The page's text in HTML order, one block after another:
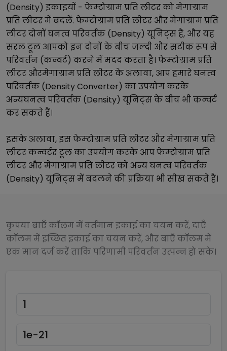
(Density) इकाइयों - फेम्टोग्राम प्रति लीटरकोमेगाग्राम
प्रति लीटरमें बदलें. फेम्टोग्राम प्रति लीटर औरमेगाग्राम प्रति
लीटरदोनोंघनत्व परिवर्तक (Density) यूनिट्स हैं, और यह
सरल टूल आपको इन दोनों के बीच जल्दी और सटीक रूप से
परिवर्तन (कन्वर्ट) करने में मदद करता है। फेम्टोग्राम प्रति
लीटर औरमेगाग्राम प्रति लीटरके अलावा, आप हमारेघनत्व
परिवर्तक (Density Converter) का उपयोग करके
अन्यघनत्व परिवर्तक (Density) यूनिट्स के बीच भी कन्वर्ट
कर सकते हैं।
इसके अलावा, इसफेम्टोग्राम प्रति लीटर औरमेगाग्राम प्रति
लीटरकन्वर्टर टूल का उपयोग करके आपफेम्टोग्राम प्रति
लीटर औरमेगाग्राम प्रति लीटरको अन्यघनत्व परिवर्तक
(Density) यूनिट्स में बदलने की प्रक्रिया भी सीख सकते हैं।
कृपया बाएँ कॉलम में वर्तमान इकाई का चयन करें, दाएँ
कॉलम में इच्छित इकाई का चयन करें, और बाएँ कॉलम में
एक मान दर्ज करें ताकि परिणामी परिवर्तन उत्पन्न हो सके।